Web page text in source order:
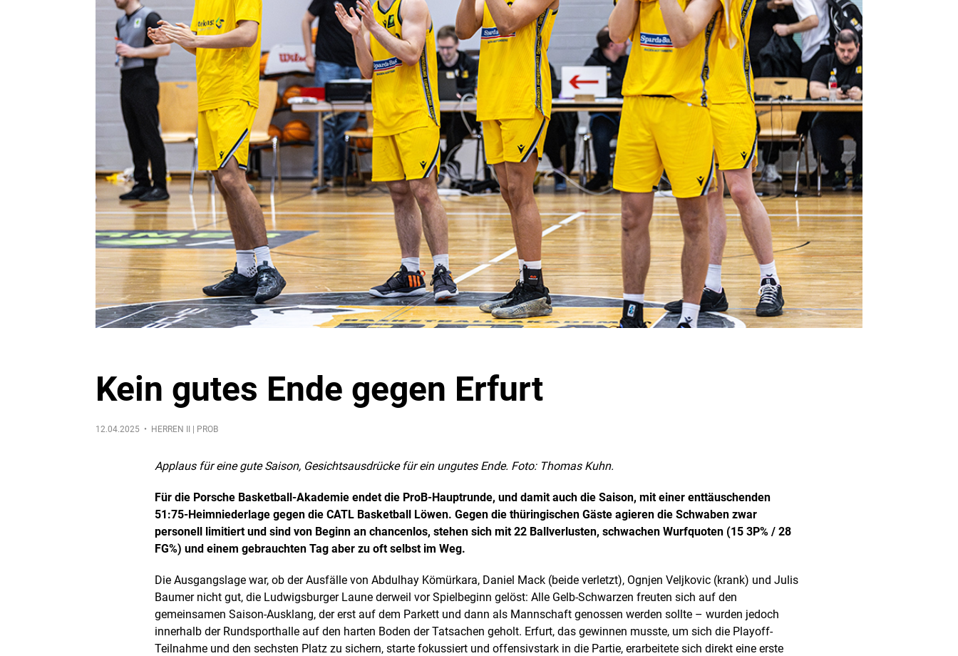
Kein gutes Ende gegen Erfurt
12.04.2025 • HERREN II | PROB
Applaus für eine gute Saison, Gesichtsausdrücke für ein ungutes Ende. Foto: Thomas Kuhn.
Für die Porsche Basketball-Akademie endet die ProB-Hauptrunde, und damit auch die Saison, mit einer enttäuschenden
51:75-Heimniederlage gegen die CATL Basketball Löwen. Gegen die thüringischen Gäste agieren die Schwaben zwar
personell limitiert und sind von Beginn an chancenlos, stehen sich mit 22 Ballverlusten, schwachen Wurfquoten (15 3P% / 28
FG%) und einem gebrauchten Tag aber zu oft selbst im Weg.
Die Ausgangslage war, ob der Ausfälle von Abdulhay Kömürkara, Daniel Mack (beide verletzt), Ognjen Veljkovic (krank) und Julis
Baumer nicht gut, die Ludwigsburger Laune derweil vor Spielbeginn gelöst: Alle Gelb-Schwarzen freuten sich auf den
gemeinsamen Saison-Ausklang, der erst auf dem Parkett und dann als Mannschaft genossen werden sollte – wurden jedoch
innerhalb der Rundsporthalle auf den harten Boden der Tatsachen geholt. Erfurt, das gewinnen musste, um sich die Playoff-
Teilnahme und den sechsten Platz zu sichern, starte fokussiert und offensivstark in die Partie, erarbeitete sich direkt eine erste